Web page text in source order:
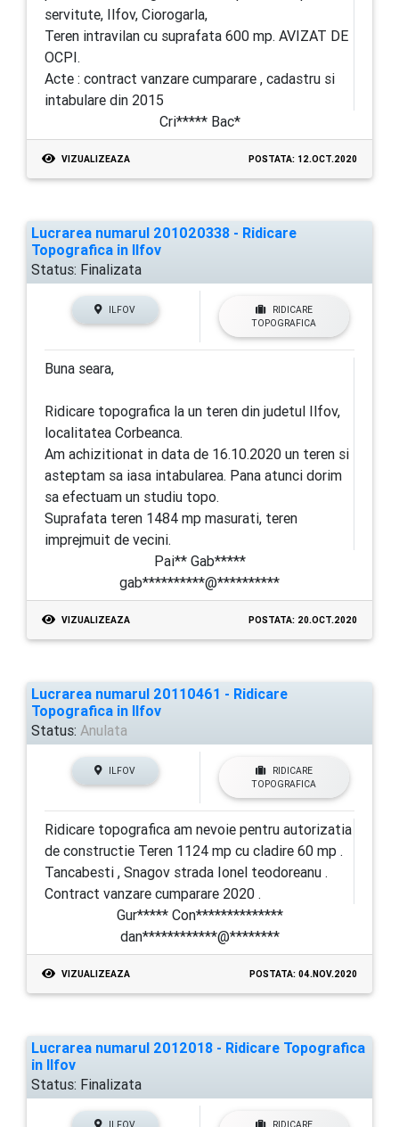
servitute, Ilfov, Ciorogarla,
Teren intravilan cu suprafata 600 mp. AVIZAT DE
OCPI.
Acte : contract vanzare cumparare , cadastru si
intabulare din 2015
Cri***** Bac*
VIZUALIZEAZA POSTATA: 12.OCT.2020
Lucrarea numarul 201020338 - Ridicare
Topografica in Ilfov
Status: Finalizata
ILFOV
RIDICARE
TOPOGRAFICA
Buna seara,
Ridicare topografica la un teren din judetul Ilfov,
localitatea Corbeanca.
Am achizitionat in data de 16.10.2020 un teren si
asteptam sa iasa intabularea. Pana atunci dorim
sa efectuam un studiu topo.
Suprafata teren 1484 mp masurati, teren
imprejmuit de vecini.
Pai** Gab*****
gab**********@**********
VIZUALIZEAZA POSTATA: 20.OCT.2020
Lucrarea numarul 20110461 - Ridicare
Topografica in Ilfov
Status: Anulata
ILFOV
RIDICARE
TOPOGRAFICA
Ridicare topografica am nevoie pentru autorizatia
de constructie Teren 1124 mp cu cladire 60 mp .
Tancabesti , Snagov strada Ionel teodoreanu .
Contract vanzare cumparare 2020 .
Gur***** Con**************
dan************@********
VIZUALIZEAZA POSTATA: 04.NOV.2020
Lucrarea numarul 2012018 - Ridicare Topografica
in Ilfov
Status: Finalizata